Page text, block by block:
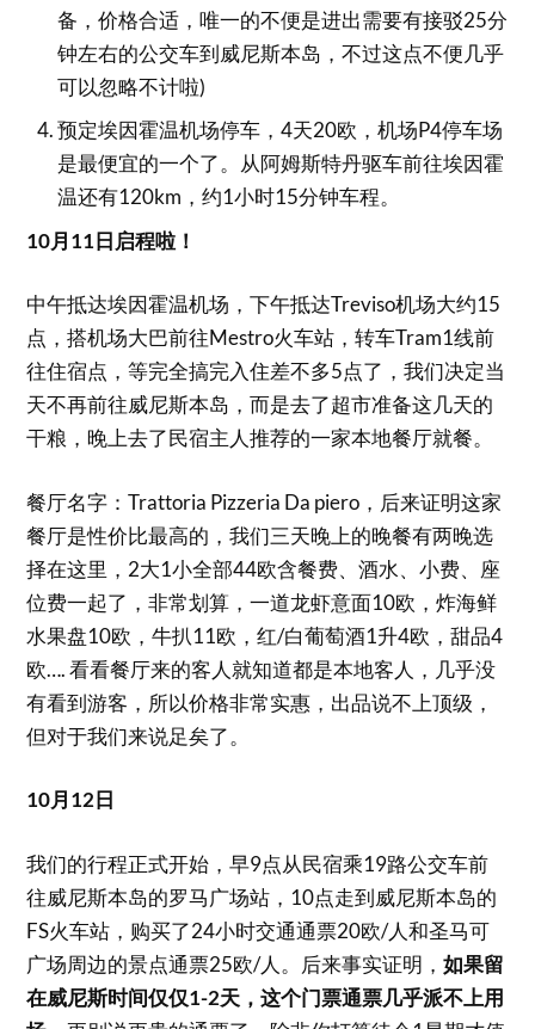
备，价格合适，唯一的不便是进出需要有接驳25分
钟左右的公交车到威尼斯本岛，不过这点不便几乎
可以忽略不计啦)
预定埃因霍温机场停车，4天20欧，机场P4停车场
是最便宜的一个了。从阿姆斯特丹驱车前往埃因霍
温还有120km，约1小时15分钟车程。
10月11日启程啦！
中午抵达埃因霍温机场，下午抵达Treviso机场大约15
点，搭机场大巴前往Mestro火车站，转车Tram1线前
往住宿点，等完全搞完入住差不多5点了，我们决定当
天不再前往威尼斯本岛，而是去了超市准备这几天的
干粮，晚上去了民宿主人推荐的一家本地餐厅就餐。
餐厅名字：Trattoria Pizzeria Da piero，后来证明这家
餐厅是性价比最高的，我们三天晚上的晚餐有两晚选
择在这里，2大1小全部44欧含餐费、酒水、小费、座
位费一起了，非常划算，一道龙虾意面10欧，炸海鲜
水果盘10欧，牛扒11欧，红/白葡萄酒1升4欧，甜品4
欧…. 看看餐厅来的客人就知道都是本地客人，几乎没
有看到游客，所以价格非常实惠，出品说不上顶级，
但对于我们来说足矣了。
10月12日
我们的行程正式开始，早9点从民宿乘19路公交车前
往威尼斯本岛的罗马广场站，10点走到威尼斯本岛的
FS火车站，购买了24小时交通通票20欧/人和圣马可
广场周边的景点通票25欧/人。后来事实证明，如果留
在威尼斯时间仅仅1-2天，这个门票通票几乎派不上用